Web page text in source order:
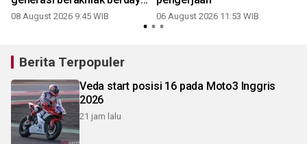
saing
08 August 2026 9:45 WIB 06 August 2026 11:53 WIB
Berita Terpopuler
Veda start posisi 16 pada Moto3 Inggris
2026
21 jam lalu